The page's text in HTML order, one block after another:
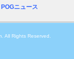
POGニュース
All Rights Reserved.